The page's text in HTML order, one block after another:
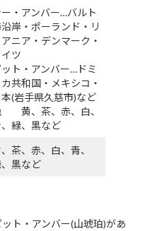
ー・アンバー…バルト
岸・ポーランド・リ
アニア・デンマーク・
イツ
ット・アンバー…ドミ
共和国・メキシコ・
本(岩手県久慈市)など
黄、茶、赤、白、
緑、黒など
茶、赤、白、青、
黒など
ト・アンバー(山琥珀)があ